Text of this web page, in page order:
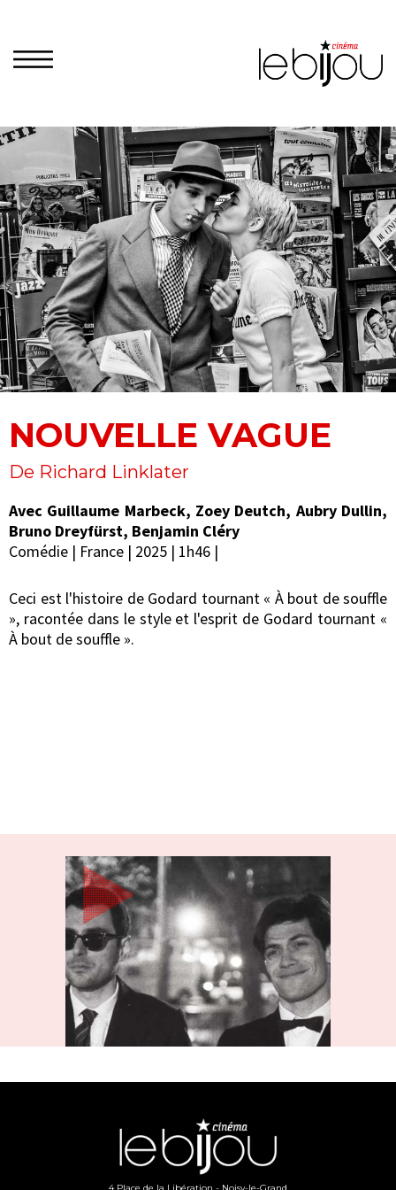
NOUVELLE VAGUE
De Richard Linklater
Avec Guillaume Marbeck, Zoey Deutch, Aubry Dullin,
Bruno Dreyfürst, Benjamin Cléry
Comédie | France | 2025 | 1h46 |
Ceci est l'histoire de Godard tournant « À bout de souffle
», racontée dans le style et l'esprit de Godard tournant «
À bout de souffle ».